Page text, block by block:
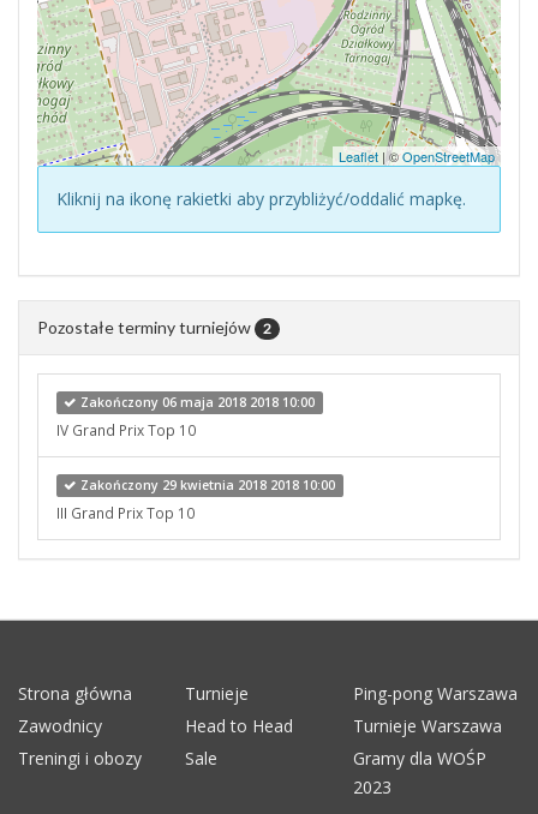
Leaflet | ©OpenStreetMap
Kliknij na ikonę rakietki aby przybliżyć/oddalić mapkę.
Pozostałe terminy turniejów 2
Zakończony 06 maja 2018 2018 10:00
IV Grand Prix Top 10
Zakończony 29 kwietnia 2018 2018 10:00
III Grand Prix Top 10
Strona główna Turnieje
Ping-pong Warszawa
Zawodnicy
Head to Head
Turnieje Warszawa
Treningi i obozy
Sale
Gramy dla WOŚP
2023